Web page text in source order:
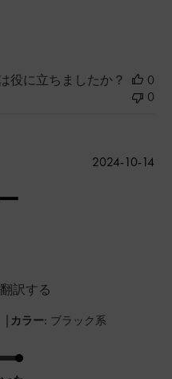
役に立ちましたか？
0
0
| カラー: ブラック系
訳する
公
2024-10-14